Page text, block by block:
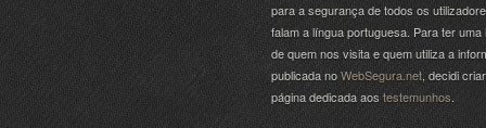
para a segurança de todos os
falam a língua portuguesa. Para ter uma
de quem nos visita e quem utiliza a
publicada noWebSegura.net , decidi
página dedicada aos testemunhos